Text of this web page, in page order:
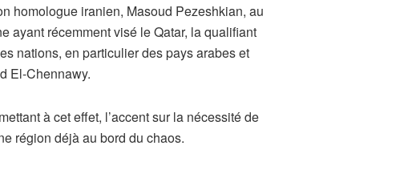
homologue iranien, Masoud Pezeshkian, au
ayant récemment visé le Qatar, la qualifiant
nations, en particulier des pays arabes et
El-Chennawy.
à cet effet, l’accent sur la nécessité de
région déjà au bord du chaos.